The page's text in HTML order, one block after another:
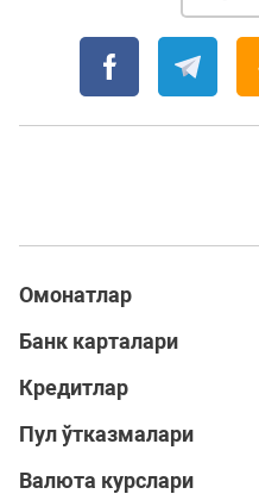
Омонатлар
Банк карталари
Кредитлар
Пул ўтказмалари
Валюта курслари